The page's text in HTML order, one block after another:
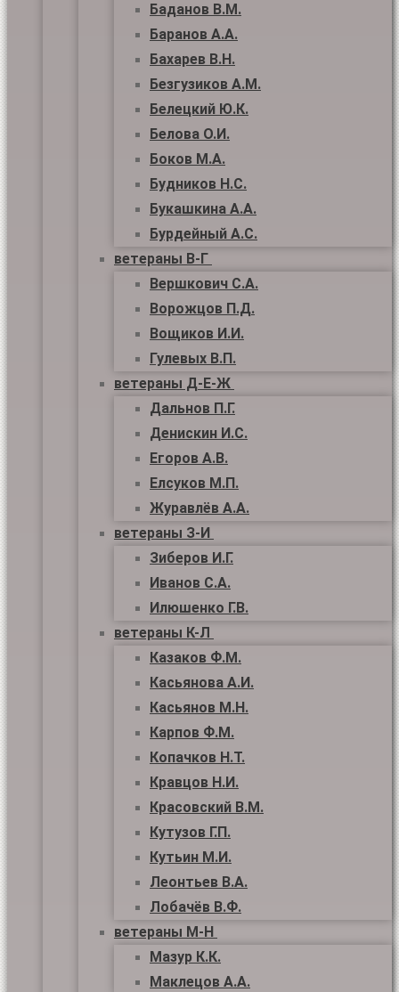
Баданов В.М.
Баранов А.А.
Бахарев В.Н.
Безгузиков А.М.
Белецкий Ю.К.
Белова О.И.
Боков М.А.
Будников Н.С.
Букашкина А.А.
Бурдейный А.С.
ветераны В-Г
Вершкович С.А.
Ворожцов П.Д.
Вощиков И.И.
Гулевых В.П.
ветераны Д-Е-Ж
Дальнов П.Г.
Денискин И.С.
Егоров А.В.
Елсуков М.П.
Журавлёв А.А.
ветераны З-И
Зиберов И.Г.
Иванов С.А.
Илюшенко Г.В.
ветераны К-Л
Казаков Ф.М.
Касьянова А.И.
Касьянов М.Н.
Карпов Ф.М.
Копачков Н.Т.
Кравцов Н.И.
Красовский В.М.
Кутузов Г.П.
Кутьин М.И.
Леонтьев В.А.
Лобачёв В.Ф.
ветераны М-Н
Мазур К.К.
Маклецов А.А.